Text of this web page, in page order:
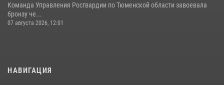
Команда Управления Росгвардии по Тюменской области завоевала
бронзу че...
07 августа 2026, 12:01
НАВИГАЦИЯ